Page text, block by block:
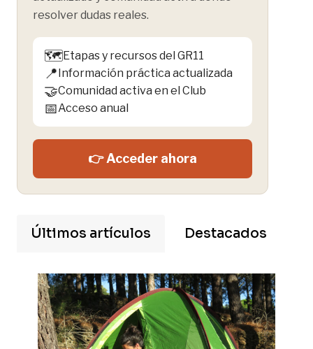
resolver dudas reales.
🗺️Etapas y recursos del GR11
📍Información práctica actualizada
🤝Comunidad activa en el Club
📅Acceso anual
👉 Acceder ahora
Últimos artículos Destacados